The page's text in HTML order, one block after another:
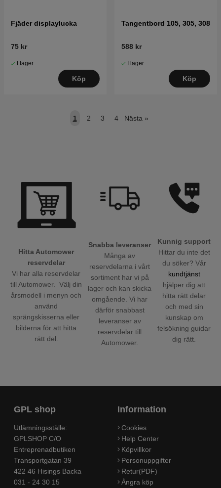
Fjäder displaylucka
75 kr
I lager
Köp
Tangentbord 105, 305, 308
588 kr
I lager
Köp
1 2 3 4 Nästa »
Hitta Automower
reservdelar
Vi har alla reservdelar
till Automower. Välj din
årsmodell i menyn och
använd
sprängskisserna eller
bilderna för att hitta
rätt del.
Snabba leveranser
Många av
reservdelarna i vårt
sortiment har vi på
lager och kan skicka
omgående. Vi har
därför snabbast
leveranser av
reservdelar till
Automower.
Kunnig support
Hittar du inte det
du söker? Vår
kundtjänst
hjälper dig att
hitta rätt delar
och med sin
kunskap om
felsökning guidar
dig rätt.
GPL shop
Utlämningsställe:
GPLSHOP C/O
Entreprenadbutiken
Transportgatan 39
422 46 Hisings Backa
031 - 24 30 15
Information
Cookies
Help Center
Köpvillkor
Personuppgifter
Retur(PDF)
Ångra köp